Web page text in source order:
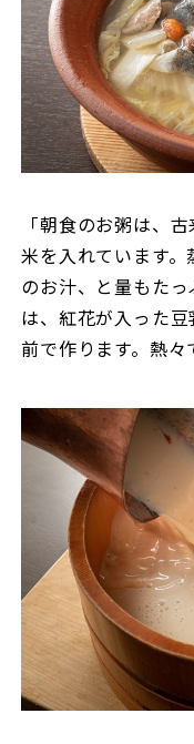
「朝食のお粥は、
米を入れています
のお汁、と量もた
は、紅花が入った
前で作ります。熱々